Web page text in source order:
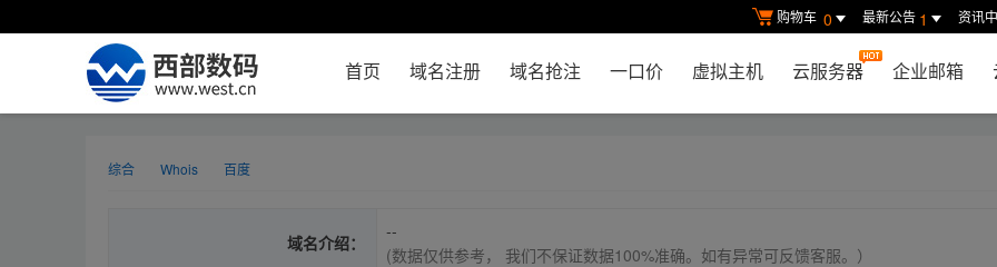
购物车 0 最新公告 1 资讯
首页 域名注册 域名抢注 一口价 虚拟主机 云服务器 企业邮箱
综合 Whois 百度
域名介绍：
--
(数据仅供参考， 我们不保证数据100%准确。如有异常可反馈客服。）